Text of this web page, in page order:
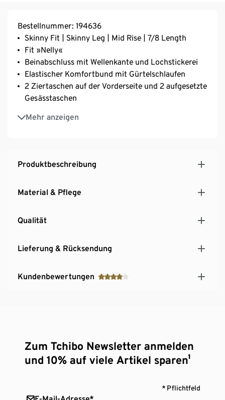
Bestellnummer: 194636
Skinny Fit | Skinny Leg | Mid Rise | 7/8 Length
Fit »Nelly«
Beinabschluss mit Wellenkante und Lochstickerei
Elastischer Komfortbund mit Gürtelschlaufen
2 Ziertaschen auf der Vorderseite und 2 aufgesetzte
Gesässtaschen
Mehr anzeigen
Mit Elasthan: formbeständiger, perfekter Sitz, hoher
Tragekomfort
Produktbeschreibung
Material & Pflege
Qualität
Lieferung & Rücksendung
Kundenbewertungen
Zum Tchibo Newsletter anmelden
und 10% auf viele Artikel sparen¹
* Pflichtfeld